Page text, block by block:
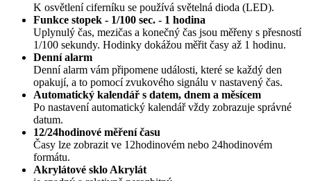
K osvětlení ciferníku se používá světelná dioda (LED).
Funkce stopek - 1/100 sec. - 1 hodina
Uplynulý čas, mezičas a konečný čas jsou měřeny s přesností
1/100 sekundy. Hodinky dokážou měřit časy až 1 hodinu.
Denní alarm
Denní alarm vám připomene události, které se každý den
opakují, a to pomocí zvukového signálu v nastavený čas.
Automatický kalendář s datem, dnem a měsícem
Po nastavení automatický kalendář vždy zobrazuje správné
datum.
12/24hodinové měření času
Časy lze zobrazit ve 12hodinovém nebo 24hodinovém
formátu.
Akrylátové sklo Akrylát